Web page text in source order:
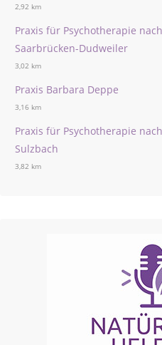
2,92 km
Praxis für Psychotherapie
Saarbrücken-Dudweiler
3,02 km
Praxis Barbara Deppe
3,16 km
Praxis für Psychotherapie
Sulzbach
3,82 km